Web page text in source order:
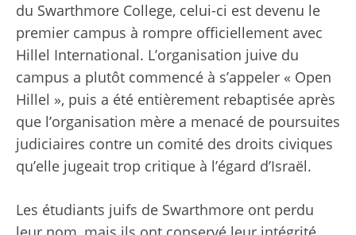
du Swarthmore College, celui-ci est devenu le
premier campus à rompre officiellement avec
Hillel International. L’organisation juive du
campus a plutôt commencé à s’appeler « Open
Hillel », puis a été entièrement rebaptisée après
que l’organisation mère a menacé de poursuites
judiciaires contre un comité des droits civiques
qu’elle jugeait trop critique à l’égard d’Israël.
Les étudiants juifs de Swarthmore ont perdu